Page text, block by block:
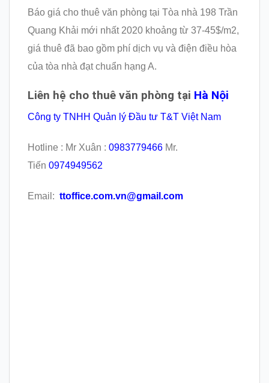
Báo giá cho thuê văn phòng tại Tòa nhà 198 Trần
Quang Khải mới nhất 2020 khoảng từ 37-45$/m2,
giá thuê đã bao gồm phí dịch vụ và điện điều hòa
của tòa nhà đạt chuẩn hạng A.
Liên hệ cho thuê văn phòng tại Hà Nội
Công ty TNHH Quản lý Đầu tư T&T Việt Nam
Hotline : Mr Xuân : 0983779466 Mr.
Tiến 0974949562
Email: ttoffice.com.vn@gmail.com